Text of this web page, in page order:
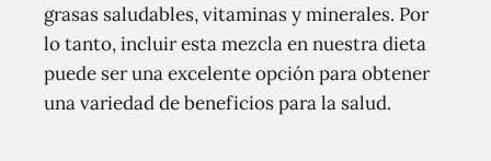
grasas saludables, vitaminas y minerales. Por
lo tanto, incluir esta mezcla en nuestra dieta
puede ser una excelente opción para obtener
una variedad de beneficios para la salud.